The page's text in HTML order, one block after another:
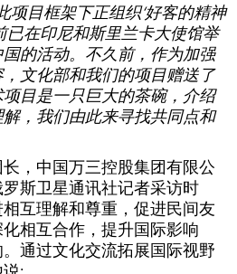
项目框架下正组织‘好客的精神
已在印尼和斯里兰卡大使馆举
的活动。不久前，作为加强
文化部和我们的项目赠送了
目是一只巨大的茶碗，介绍
，我们由此来寻找共同点和
，中国万三控股集团有限公
斯卫星通讯社记者采访时
互理解和尊重，促进民间友
相互合作，提升国际影响
通过文化交流拓展国际视野